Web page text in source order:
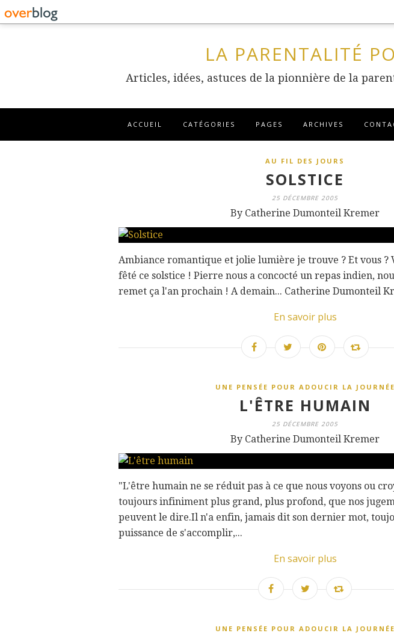
LA PARENTALITÉ
Articles, idées, astuces de la pionnière de la
ACCUEIL CATÉGORIES PAGES ARCHIVES
AU FIL DES JOURS
SOLSTICE
25 DÉCEMBRE 2005
By Catherine Dumonteil Kremer
Ambiance romantique et jolie lumière je trouve ? Et vous ?
fêté ce solstice ! Pierre nous a concocté un repas indien,
remet ça l'an prochain ! A demain... Catherine Dumonteil
En savoir plus
UNE PENSÉE POUR ADOUCIR LA JOURNÉE
L'ÊTRE HUMAIN
25 DÉCEMBRE 2005
By Catherine Dumonteil Kremer
"L'être humain ne se réduit pas à ce que nous voyons ou
toujours infiniment plus grand, plus profond, que nos
peuvent le dire.Il n'a enfin, jamais dit son dernier mot,
puissance de s'accomplir,...
En savoir plus
UNE PENSÉE POUR ADOUCIR LA JOURNÉE